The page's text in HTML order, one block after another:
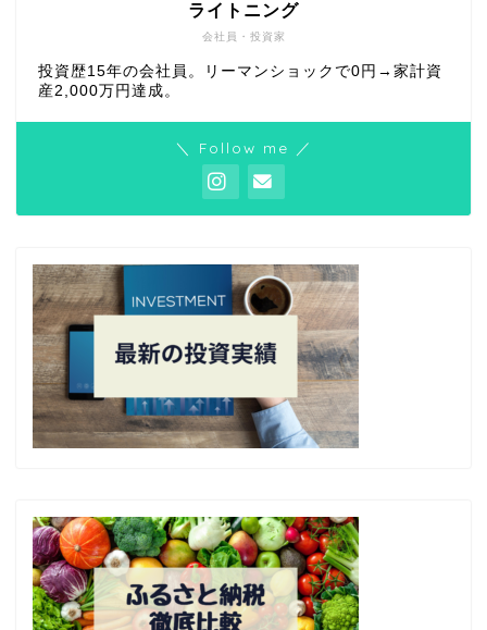
会社員・投資家
ライトニング
投資歴15年の会社員。リーマンショックで0円→家計資
産2,000万円達成。
＼ Follow me ／